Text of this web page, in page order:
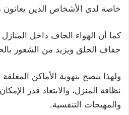
خاصة لدى الأشخاص الذين يعانون
كما أن الهواء الجاف داخل
جفاف الحلق ويزيد من الشعور
ولهذا ينصح بتهوية الأماكن
نظافة المنزل، والابتعاد قدر
والمهيجات التنفسية.